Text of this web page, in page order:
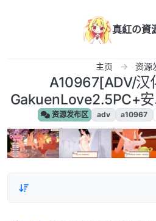
真紅の資
主页 资源
A10967[ADV/汉
GakuenLove2.5PC+
资源发布区 adv a10967